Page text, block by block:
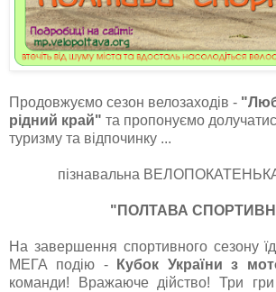
Продовжуємо сезон велозаходів -
рідний край" та пропонуємо
туризму та відпочинку ...
пізнавальна ВЕЛОПОКАТЕНЬКА
"ПОЛТАВА
На завершення спортивного сезону
МЕГА подію -
Кубок України з
команди! Вражаюче дійство! Три гри